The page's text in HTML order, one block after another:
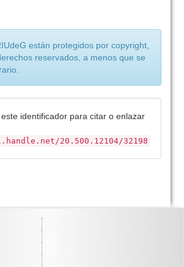
están protegidos por copyright,
reservados, a menos que se
identificador para citar o enlazar
20.500.12104/32198